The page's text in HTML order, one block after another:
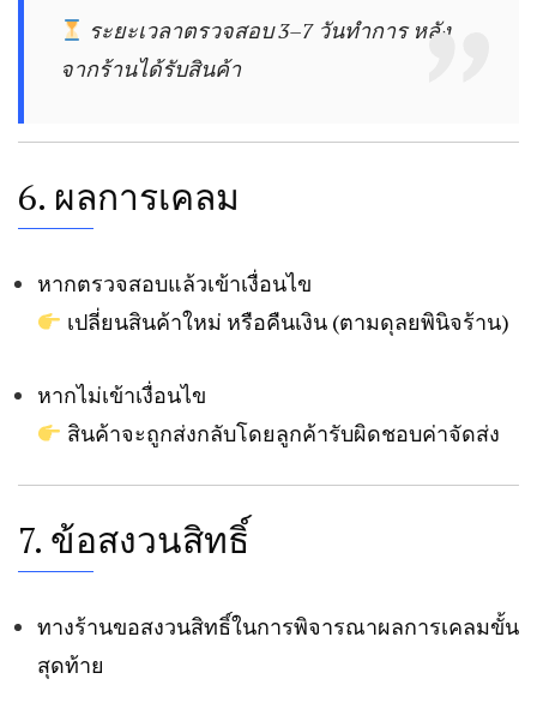
ระยะเวลาตรวจสอบ 3–7 วันทำการ หลัง
จากร้านได้รับสินค้า
6. ผลการเคลม
หากตรวจสอบแล้วเข้าเงื่อนไข
เปลี่ยนสินค้าใหม่ หรือคืนเงิน (ตามดุลยพินิจร้าน)
หากไม่เข้าเงื่อนไข
สินค้าจะถูกส่งกลับโดยลูกค้ารับผิดชอบค่าจัดส่ง
7. ข้อสงวนสิทธิ์
ทางร้านขอสงวนสิทธิ์ในการพิจารณาผลการเคลมขั้น
สุดท้าย